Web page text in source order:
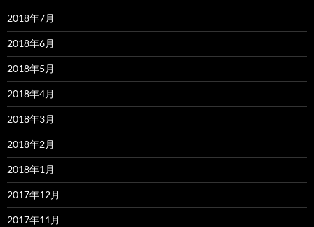
2018年7月
2018年6月
2018年5月
2018年4月
2018年3月
2018年2月
2018年1月
2017年12月
2017年11月